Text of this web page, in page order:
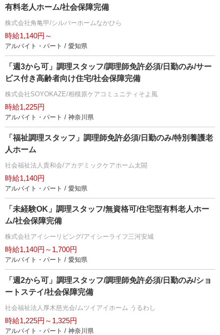
有料老人ホーム/社会保障完備
株式会社角亀甲/シルバーホームなかひら
時給1,140円～
アルバイト・パート / 愛知県
「週3から可」調理スタッフ/調理師免許必須/日勤のみ/サー
ビス付き高齢者向け住宅/社会保障完備
株式会社SOYOKAZE/相模原ケアコミュニティそよ風
時給1,225円
アルバイト・パート / 神奈川県
「福祉調理スタッフ」調理師免許必須/日勤のみ/特別養護老
人ホーム
社会福祉法人貴和会/アカデミックケアホーム太閤
時給1,140円
アルバイト・パート / 愛知県
「未経験OK」調理スタッフ/無資格可/住宅型有料老人ホー
ム/社会保障完備
株式会社アイシーリビング/アイシーライフ三河安城
時給1,140円～1,700円
アルバイト・パート / 愛知県
「週2から可」調理スタッフ/調理師免許必須/日勤のみ/ショ
ートステイ/社会保障完備
社会福祉法人厚木慈光会/ムツイアイホーム うるわし
時給1,225円～1,325円
アルバイト・パート / 神奈川県